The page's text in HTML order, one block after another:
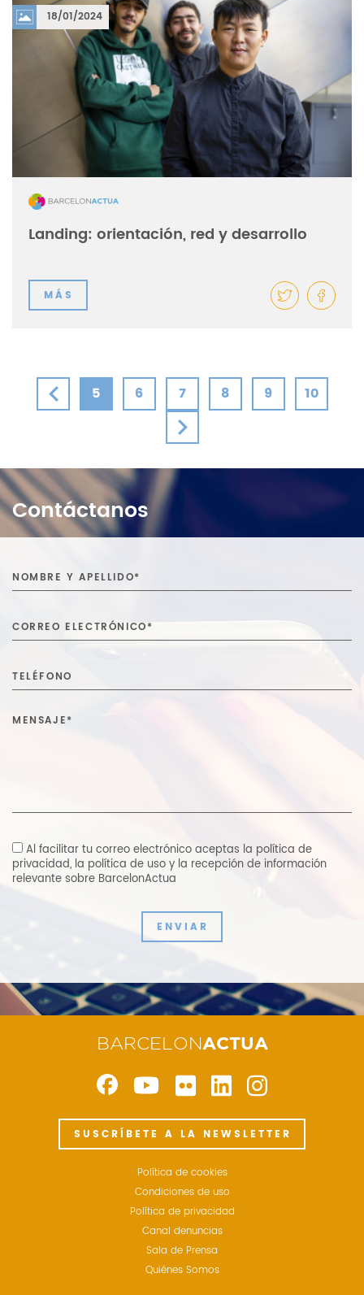
18/01/2024
Landing: orientación, red y desarrollo
MÁS
5 6 7 8 9 10
Contáctanos
Al facilitar tu correo electrónico aceptas la política de
privacidad, la política de uso y la recepción de información
relevante sobre BarcelonActua
ENVIAR
BARCELON ACTUA
SUSCRÍBETE A LA NEWSLETTER
Política de cookies
Condiciones de uso
Política de privacidad
Canal denuncias
Sala de Prensa
Quiénes Somos